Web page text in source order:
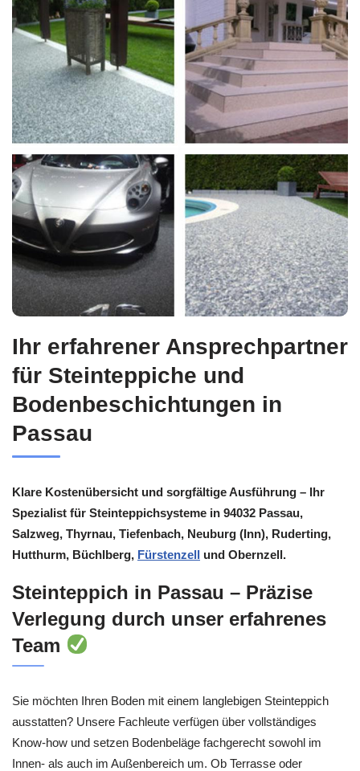
Ihr erfahrener Ansprechpartner
für Steinteppiche und
Bodenbeschichtungen in
Passau
Klare Kostenübersicht und sorgfältige Ausführung – Ihr
Spezialist für Steinteppichsysteme in 94032 Passau,
Salzweg, Thyrnau, Tiefenbach, Neuburg (Inn), Ruderting,
Hutthurm, Büchlberg, Fürstenzell und Obernzell.
Steinteppich in Passau – Präzise
Verlegung durch unser erfahrenes
Team
Sie möchten Ihren Boden mit einem langlebigen Steinteppich
ausstatten? Unsere Fachleute verfügen über vollständiges
Know-how und setzen Bodenbeläge fachgerecht sowohl im
Innen- als auch im Außenbereich um. Ob Terrasse oder